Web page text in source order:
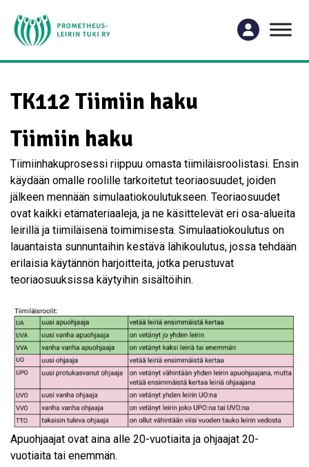
TK112 Tiimiin haku
Tiimiin haku
Tiimiinhakuprosessi riippuu omasta tiimiläisroolistasi. Ensin
käydään omalle roolille tarkoitetut teoriaosuudet, joiden
jälkeen mennään simulaatiokoulutukseen. Teoriaosuudet
ovat kaikki etämateriaaleja, ja ne käsittelevät eri osa-alueita
leirillä ja tiimiläisenä toimimisesta. Simulaatiokoulutus on
lauantaista sunnuntaihin kestävä lähikoulutus, jossa tehdään
erilaisia käytännön harjoitteita, jotka perustuvat
teoriaosuuksissa käytyihin sisältöihin.
Apuohjaajat ovat aina alle 20-vuotiaita ja ohjaajat 20-
vuotiaita tai enemmän.